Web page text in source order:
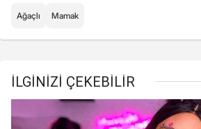
Ağaçlı Mamak